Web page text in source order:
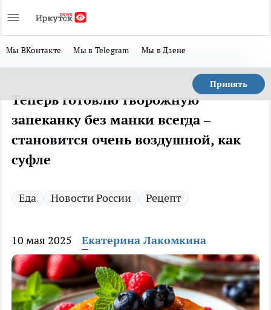
Мы ВКонтакте Мы в Telegram Мы в Дзене
Принять
Теперь готовлю творожную
запеканку без манки всегда –
становится очень воздушной, как
суфле
Еда Новости России Рецепт
10 мая 2025 Екатерина Лакомкина